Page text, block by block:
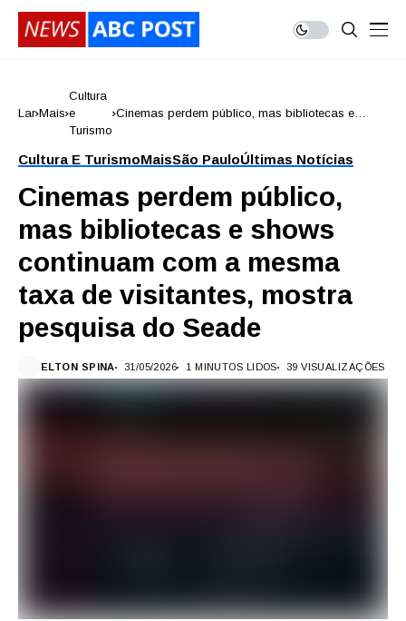
Lar Mais
Cultura
e
Turismo
Cinemas perdem público, mas bibliotecas e
Cultura E TurismoMaisSão PauloÚltimas Notícias
Cinemas perdem público,
mas bibliotecas e shows
continuam com a mesma
taxa de visitantes, mostra
pesquisa do Seade
ELTON SPINA 31/05/2026 1 MINUTOS LIDOS 39 VISUALIZAÇÕES